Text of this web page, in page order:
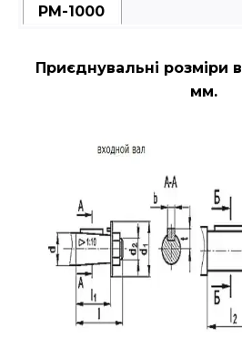
РМ-1000
Приєднувальні розміри
мм.